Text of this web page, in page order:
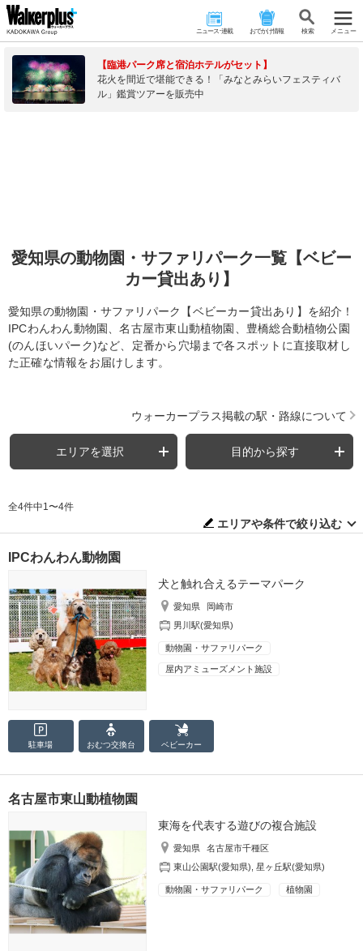
ニュース･連載 おでかけ情報 検 索 メニュー
【臨港パーク席と宿泊ホテルがセット】
花火を間近で堪能できる！「みなとみらいフェスティバ
ル」鑑賞ツアーを販売中
愛知県の動物園・サファリパーク一覧【ベビー
カー貸出あり】
愛知県の動物園・サファリパーク【ベビーカー貸出あり】を紹介！
IPCわんわん動物園、名古屋市東山動植物園、豊橋総合動植物公園
(のんほいパーク)など、定番から穴場まで各スポットに直接取材し
た正確な情報をお届けします。
ウォーカープラス掲載の駅・路線について
エリアを選択 目的から探す
全4件中1〜4件
エリアや条件で絞り込む
IPCわんわん動物園
犬と触れ合えるテーマパーク
愛知県
岡崎市
男川駅(愛知県)
動物園・サファリパーク
屋内アミューズメント施設
駐車場 おむつ交換台 ベビーカー
名古屋市東山動植物園
東海を代表する遊びの複合施設
愛知県
名古屋市千種区
東山公園駅(愛知県) ,星ヶ丘駅(愛知県)
動物園・サファリパーク 植物園